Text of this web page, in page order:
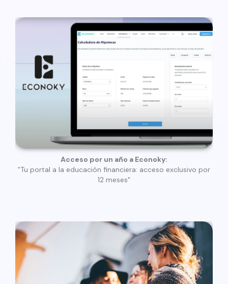
Acceso por un año a Econoky:
"Tu portal a la educación financiera: acceso exclusivo por
12 meses"